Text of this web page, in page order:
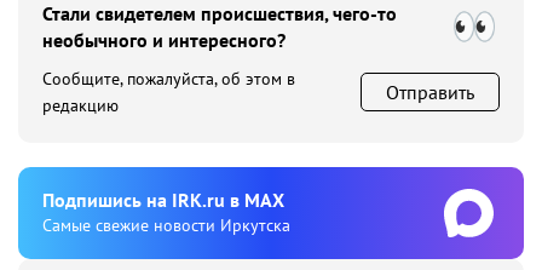
Стали свидетелем происшествия, чего-то
необычного и интересного?
Сообщите, пожалуйста, об этом в
редакцию
Отправить
Подпишиcь на IRK.ru в MAX
Cамые свежие новости Иркутска